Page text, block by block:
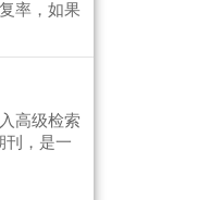
率，如果
高级检索
刊，是一